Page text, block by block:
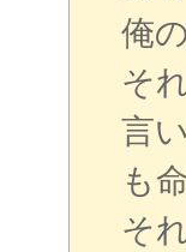
俺
そ
言
も
そ